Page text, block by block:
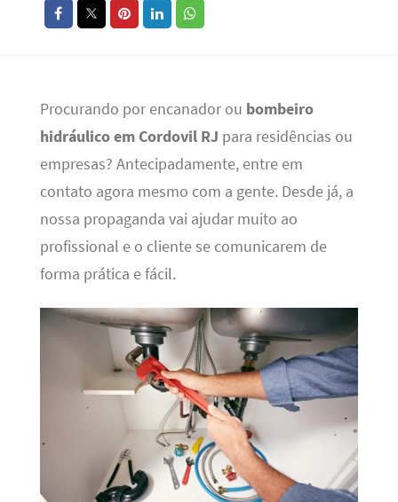
Procurando por encanador ou bombeiro
hidráulico em Cordovil RJ para residências ou
empresas? Antecipadamente, entre em
contato agora mesmo com a gente. Desde já, a
nossa propaganda vai ajudar muito ao
profissional e o cliente se comunicarem de
forma prática e fácil.